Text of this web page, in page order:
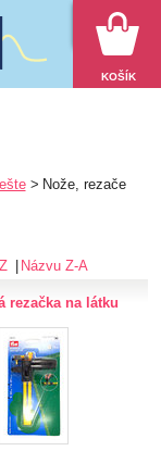
KOŠÍK
Nože, rezače
Názvu Z-A
rezačka na látku